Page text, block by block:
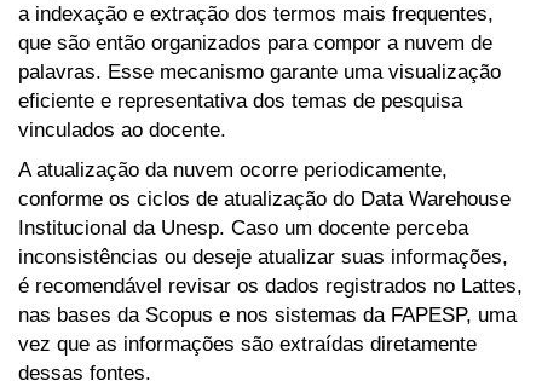
a indexação e extração dos termos mais frequentes,
que são então organizados para compor a nuvem de
palavras. Esse mecanismo garante uma visualização
eficiente e representativa dos temas de pesquisa
vinculados ao docente.
A atualização da nuvem ocorre periodicamente,
conforme os ciclos de atualização do Data Warehouse
Institucional da Unesp. Caso um docente perceba
inconsistências ou deseje atualizar suas informações,
é recomendável revisar os dados registrados no Lattes,
nas bases da Scopus e nos sistemas da FAPESP, uma
vez que as informações são extraídas diretamente
dessas fontes.